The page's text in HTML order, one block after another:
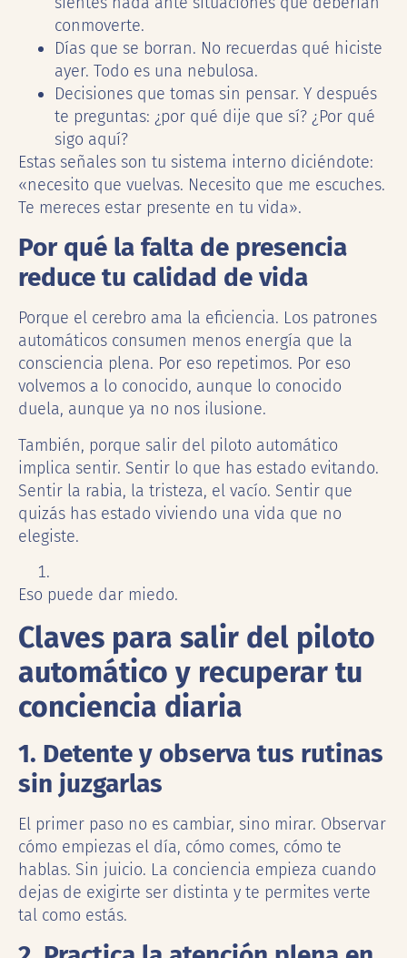
conmoverte.
Días que se borran. No recuerdas qué hiciste
ayer. Todo es una nebulosa.
Decisiones que tomas sin pensar. Y después
te preguntas: ¿por qué dije que sí? ¿Por qué
sigo aquí?
Estas señales son tu sistema interno diciéndote:
«necesito que vuelvas. Necesito que me escuches.
Te mereces estar presente en tu vida».
Por qué la falta de presencia
reduce tu calidad de vida
Porque el cerebro ama la eficiencia. Los patrones
automáticos consumen menos energía que la
consciencia plena. Por eso repetimos. Por eso
volvemos a lo conocido, aunque lo conocido
duela, aunque ya no nos ilusione.
También, porque salir del piloto automático
implica sentir. Sentir lo que has estado evitando.
Sentir la rabia, la tristeza, el vacío. Sentir que
quizás has estado viviendo una vida que no
elegiste.
Eso puede dar miedo.
Claves para salir del piloto
automático y recuperar tu
conciencia diaria
1. Detente y observa tus rutinas
sin juzgarlas
El primer paso no es cambiar, sino mirar. Observar
cómo empiezas el día, cómo comes, cómo te
hablas. Sin juicio. La conciencia empieza cuando
dejas de exigirte ser distinta y te permites verte
tal como estás.